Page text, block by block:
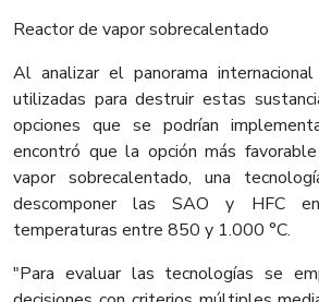
Reactor de vapor sobrecalentado
Al analizar el panorama
utilizadas para destruir estas
opciones que se podrían
encontró que la opción más
vapor sobrecalentado, una
descomponer las SAO y HFC
temperaturas entre 850 y 1.000 °C.
"Para evaluar las tecnologías se